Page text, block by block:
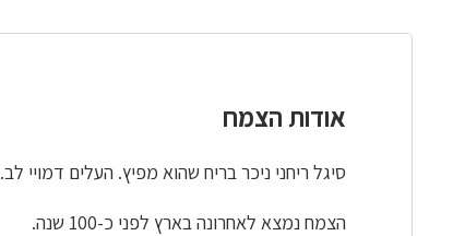
אודות הצמח
סיגל ריחני ניכר בריח שהוא מפיץ. העלים דמויי לב.
הצמח נמצא לאחרונה בארץ לפני כ-100 שנה.